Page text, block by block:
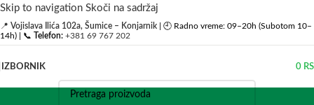
Skip to navigation Skoči na sadržaj
📍 Vojislava Ilića 102a, Šumice – Konjarnik | 🕘 Radno vreme: 09–20h (Subotom 10–
14h) | 📞 Telefon: +381 69 767 202
IZBORNIK 0